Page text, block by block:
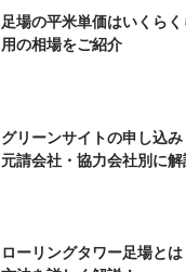
足場の平米単価はいくら
用の相場をご紹介
グリーンサイトの申し込
元請会社・協力会社別に解
ローリングタワー足場と